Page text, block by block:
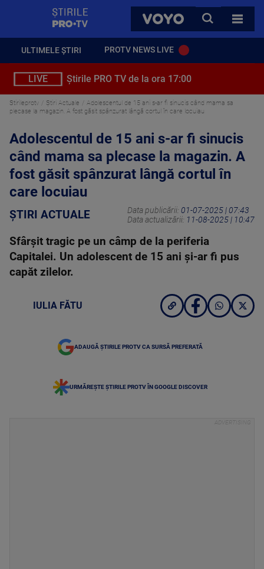
VOYO
CAUTA
TOATE
ULTIMELE ȘTIRI PROTV NEWS LIVE
LIVE Știrile PRO TV de la ora 17:00
Stirileprotv Știri Actuale
Adolescentul de 15 ani s-ar fi sinucis când mama sa
plecase la magazin. A fost găsit spânzurat lângă cortul în care locuiau
Adolescentul de 15 ani s-ar fi sinucis
când mama sa plecase la magazin. A
fost găsit spânzurat lângă cortul în
care locuiau
ȘTIRI ACTUALE Data publicării: 01-07-2025 | 07:43
Data actualizării: 11-08-2025 | 10:47
Sfârșit tragic pe un câmp de la periferia
Capitalei. Un adolescent de 15 ani și-ar fi pus
capăt zilelor.
IULIA FĂTU
ADAUGĂ ȘTIRILE PROTV CA SURSĂ PREFERATĂ
URMĂREȘTE ȘTIRILE PROTV ÎN GOOGLE DISCOVER